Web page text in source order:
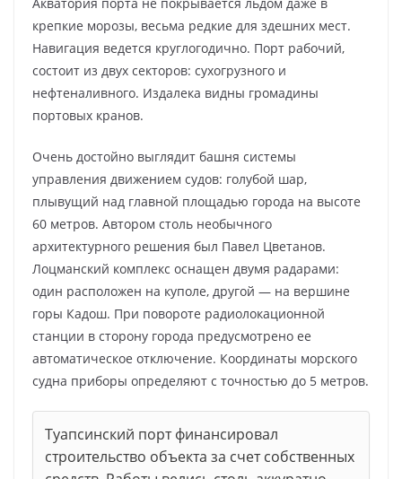
крепкие морозы, весьма редкие для здешних мест.
Навигация ведется круглогодично. Порт рабочий,
состоит из двух секторов: сухогрузного и
нефтеналивного. Издалека видны громадины
портовых кранов.
Очень достойно выглядит башня системы
управления движением судов: голубой шар,
плывущий над главной площадью города на высоте
60 метров. Автором столь необычного
архитектурного решения был Павел Цветанов.
Лоцманский комплекс оснащен двумя радарами:
один расположен на куполе, другой — на вершине
горы Кадош. При повороте радиолокационной
станции в сторону города предусмотрено ее
автоматическое отключение. Координаты морского
судна приборы определяют с точностью до 5 метров.
Туапсинский порт финансировал
строительство объекта за счет собственных